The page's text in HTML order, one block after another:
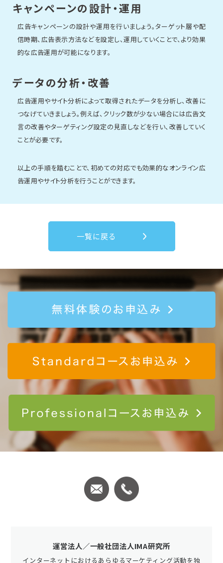
キャンペーンの設計・運用
広告キャンペーンの設計や運用を行いましょう。ターゲット層や配
信時期、広告表示方法などを設定し、運用していくことで、より効果
的な広告運用が可能になります。
データの分析・改善
広告運用やサイト分析によって取得されたデータを分析し、改善に
つなげていきましょう。例えば、クリック数が少ない場合には広告文
言の改善やターゲティング設定の見直しなどを行い、改善していく
ことが必要です。
以上の手順を踏むことで、初めての対応でも効果的なオンライン広
告運用やサイト分析を行うことができます。
一覧に戻る
運営法人／一般社団法人IMA研究所
インターネットにおけるあらゆるマーケティング活動を独